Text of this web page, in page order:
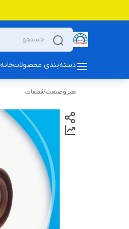
دسته‌بندی محصولاتخانه
هیروصنعت/قطعات